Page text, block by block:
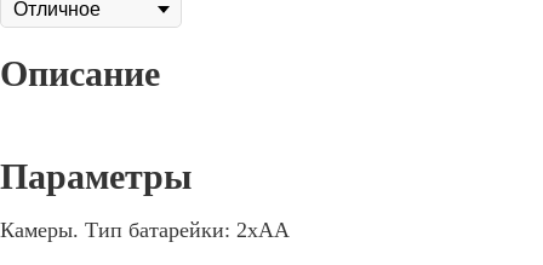
Камеры. Тип батарейки: 2xAA